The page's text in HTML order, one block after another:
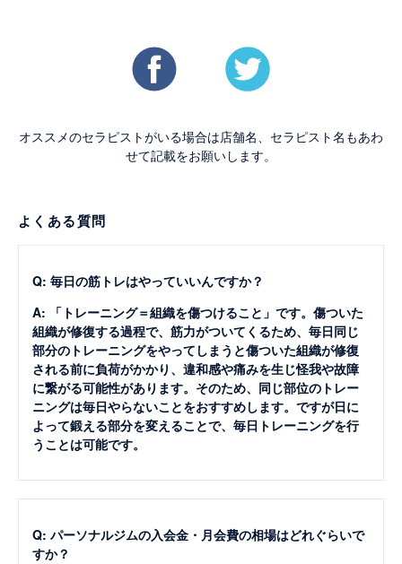
オススメのセラピストがいる場合は店舗名、セラピスト名もあわ
せて記載をお願いします。
よくある質問
Q: 毎日の筋トレはやっていいんですか？
A: 「トレーニング＝組織を傷つけること」です。傷ついた
組織が修復する過程で、筋力がついてくるため、毎日同じ
部分のトレーニングをやってしまうと傷ついた組織が修復
される前に負荷がかかり、違和感や痛みを生じ怪我や故障
に繋がる可能性があります。そのため、同じ部位のトレー
ニングは毎日やらないことをおすすめします。ですが日に
よって鍛える部分を変えることで、毎日トレーニングを行
うことは可能です。
Q: パーソナルジムの入会金・月会費の相場はどれぐらいで
すか？